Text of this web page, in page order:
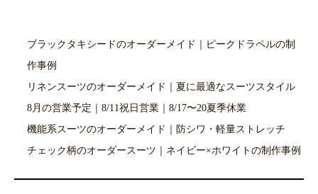
ブラックタキシードのオーダーメイド｜ピークドラペルの制
作事例
リネンスーツのオーダーメイド｜夏に最適なスーツスタイル
8月の営業予定｜8/11祝日営業｜8/17〜20夏季休業
機能系スーツのオーダーメイド｜防シワ・軽量ストレッチ
チェック柄のオーダースーツ｜ネイビー×ホワイトの制作事例